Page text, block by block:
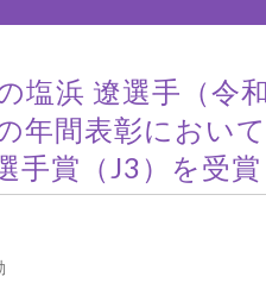
塩浜 遼選手（令
年間表彰におい
手賞（J3）を受